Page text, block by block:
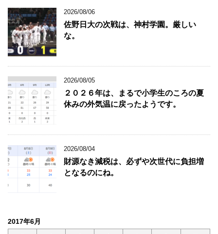
2026/08/06
佐野日大の次戦は、神村学園。厳しい
な。
2026/08/05
２０２６年は、まるで小学生のころの夏
休みの外気温に戻ったようです。
2026/08/04
財源なき減税は、必ずや次世代に負担増
となるのにね。
2017年6月